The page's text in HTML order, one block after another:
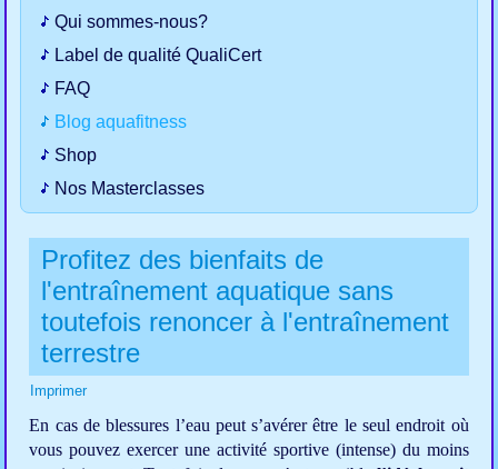
Qui sommes-nous?
Label de qualité QualiCert
FAQ
Blog aquafitness
Shop
Nos Masterclasses
Profitez des bienfaits de
l'entraînement aquatique sans
toutefois renoncer à l'entraînement
terrestre
Imprimer
En cas de blessures l’eau peut s’avérer être le seul endroit où
vous pouvez exercer une activité sportive (intense) du moins